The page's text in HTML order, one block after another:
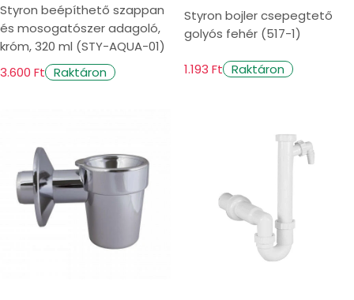
Styron beépíthető szappan
és mosogatószer adagoló,
króm, 320 ml (STY-AQUA-01)
3.600 Ft Raktáron
Styron bojler csepegtető
golyós fehér (517-1)
1.193 Ft Raktáron